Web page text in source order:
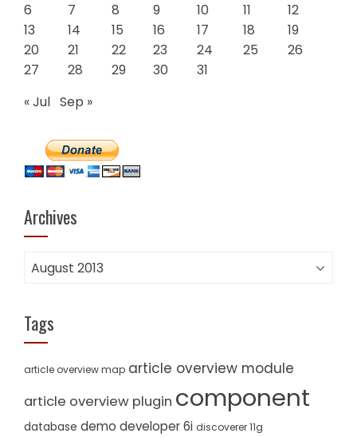
6
7 8 9 10 11
12
13
14 15 16 17 18
19
20
21 22 23 24 25
26
27
28 29 30
31
« Jul Sep »
Archives
Archives
Tags
article overview map article overview module
article overview plugin component
database demo developer 6i discoverer 11g